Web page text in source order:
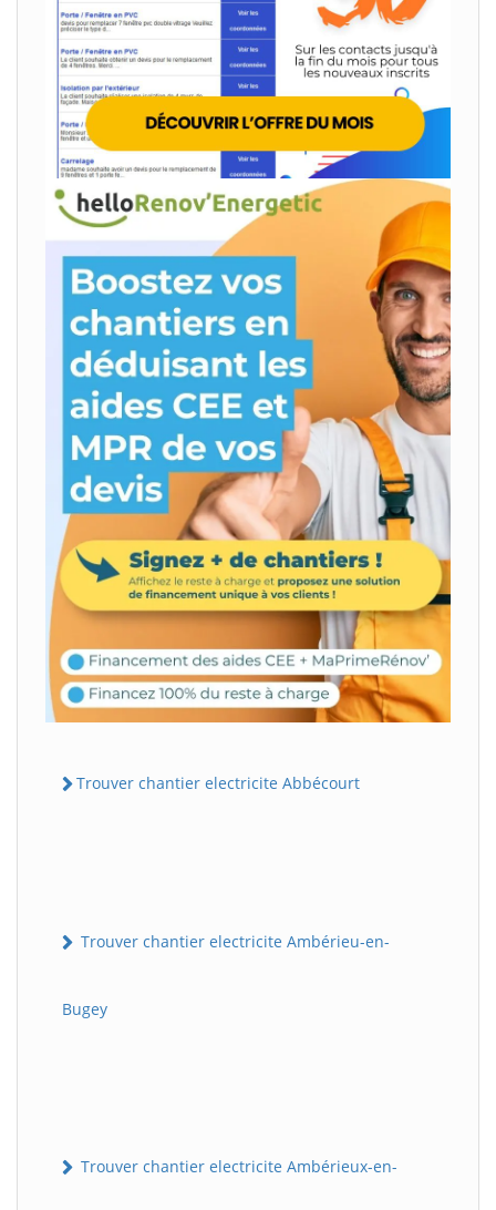
Trouver chantier electricite Abbécourt
Trouver chantier electricite Ambérieu-en-
Bugey
Trouver chantier electricite Ambérieux-en-